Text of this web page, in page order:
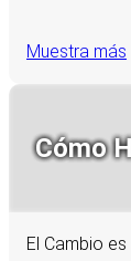
Muestra más
Cómo
El Cambio